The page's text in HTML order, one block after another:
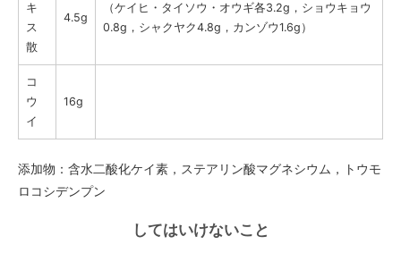
キ
ス
散
4.5g
（ケイヒ・タイソウ・オウギ各3.2g，ショウキョウ
0.8g，シャクヤク4.8g，カンゾウ1.6g）
コ
ウ
イ
16g
添加物：含水二酸化ケイ素，ステアリン酸マグネシウム，トウモ
ロコシデンプン
してはいけないこと